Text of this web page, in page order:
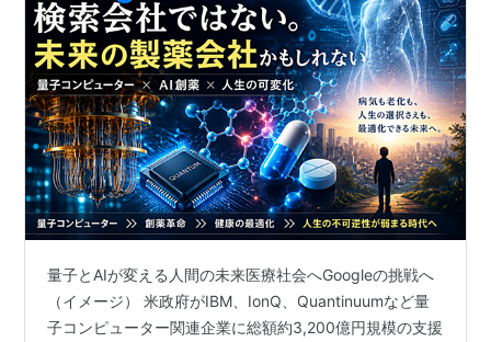
量子とAIが変える人間の未来医療社会へGoogleの挑戦へ
（イメージ） 米政府がIBM、IonQ、Quantinuumなど量
子コンピューター関連企業に総額約3,200億円規模の支援